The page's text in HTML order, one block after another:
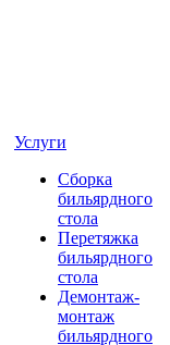
Услуги
Сборка
бильярдного
стола
Перетяжка
бильярдного
стола
Демонтаж-
монтаж
бильярдного